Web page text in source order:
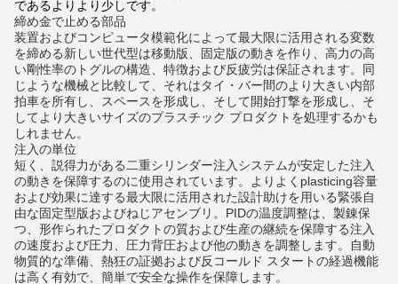
であるよりより少しです。
締め金で止める部品
装置およびコンピュータ模範化によって最大限に活用される変数
を締める新しい世代型は移動版、固定版の動きを作り、高力の高
い剛性率のトグルの構造、特徴および反疲労は保証されます。同
じような機械と比較して、それはタイ・バー間のより大きい内部
拍車を所有し、スペースを形成し、そして開始打撃を形成し、そ
してより大きいサイズのプラスチック プロダクトを処理するかも
しれません。
注入の単位
短く、説得力がある二重シリンダー注入システムが安定した注入
の動きを保障するのに使用されています。よりよくplasticing容量
および効果に達する最大限に活用された設計助けを用いる緊張自
由な固定型版およびねじアセンブリ。PIDの温度調整は、製錬保
つ、形作られたプロダクトの質および生産の継続を保障する注入
の速度および圧力、圧力背圧および他の動きを調整します。自動
物質的な準備、熱狂の証拠および反コールド スタートの経過機能
は高く有効で、簡単で安全な操作を保障します。